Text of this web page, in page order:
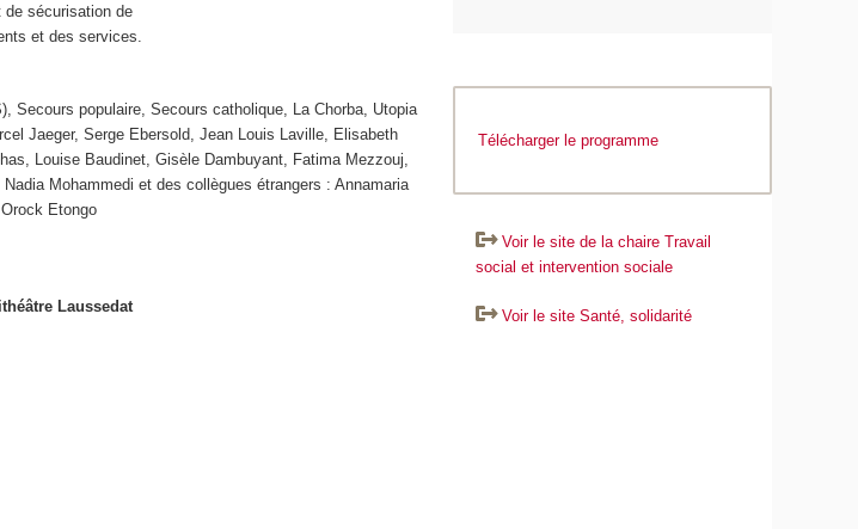
sécurisation de
et des services.
Secours populaire, Secours catholique, La Chorba, Utopia
Jaeger, Serge Ebersold, Jean Louis Laville, Elisabeth
Louise Baudinet, Gisèle Dambuyant, Fatima Mezzouj,
Mohammedi et des collègues étrangers : Annamaria
Etongo
Laussedat
Télécharger le programme
Voir le site de la chaire Travail
social et intervention sociale
Voir le site Santé, solidarité